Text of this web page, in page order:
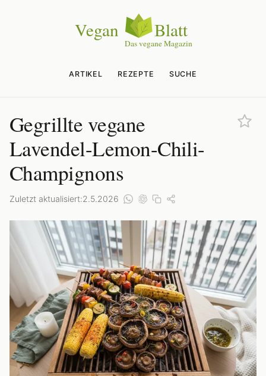
ARTIKEL REZEPTE SUCHE
Gegrillte vegane
Lavendel-Lemon-Chili-
Champignons
Zuletzt aktualisiert:2.5.2026